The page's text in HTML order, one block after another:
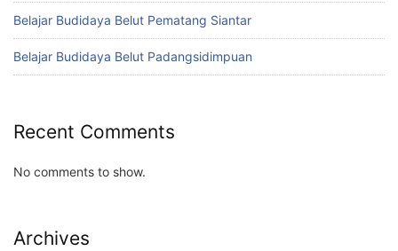
Belajar Budidaya Belut Pematang Siantar
Belajar Budidaya Belut Padangsidimpuan
Recent Comments
No comments to show.
Archives